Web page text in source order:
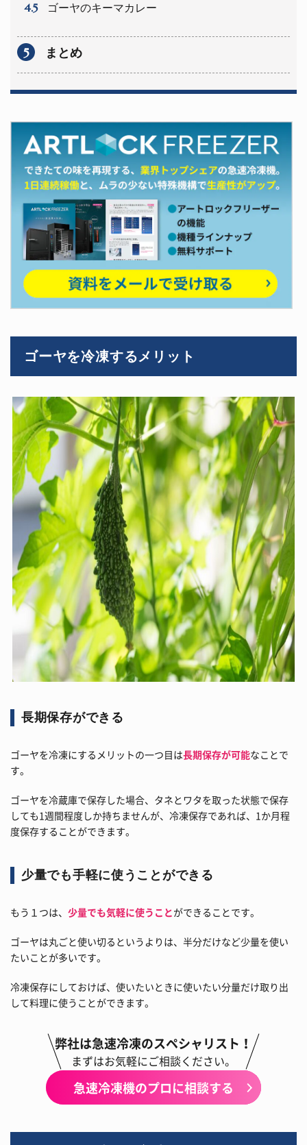
4.5 ゴーヤのキーマカレー
5 まとめ
ゴーヤを冷凍するメリット
長期保存ができる
ゴーヤを冷凍にするメリットの一つ目は長期保存が可能なことで
す。
ゴーヤを冷蔵庫で保存した場合、タネとワタを取った状態で保存
しても1週間程度しか持ちませんが、冷凍保存であれば、1か月程
度保存することができます。
少量でも手軽に使うことができる
もう１つは、 少量でも気軽に使うことができることです。
ゴーヤは丸ごと使い切るというよりは、半分だけなど少量を使い
たいことが多いです。
冷凍保存にしておけば、使いたいときに使いたい分量だけ取り出
して料理に使うことができます。
弊社は急速冷凍のスペシャリスト！
まずはお気軽にご相談ください。
急速冷凍機のプロに相談する